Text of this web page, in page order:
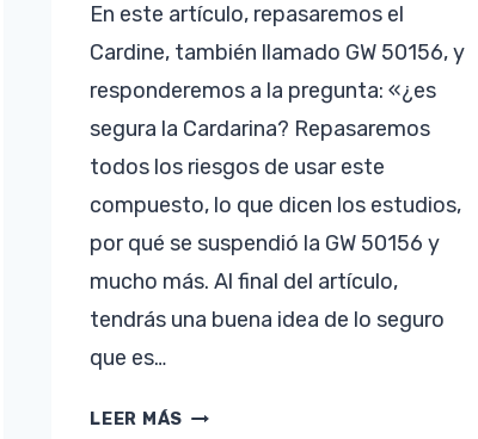
En este artículo, repasaremos el
Cardine, también llamado GW 50156, y
responderemos a la pregunta: «¿es
segura la Cardarina? Repasaremos
todos los riesgos de usar este
compuesto, lo que dicen los estudios,
por qué se suspendió la GW 50156 y
mucho más. Al final del artículo,
tendrás una buena idea de lo seguro
que es…
LEER MÁS ¿ES